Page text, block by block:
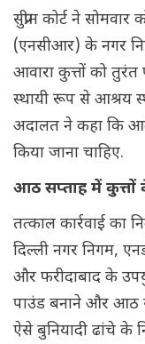
सुप्रीम कोर्ट ने सोमवार
(एनसीआर) के नगर
आवारा कुत्तों को
स्थायी रूप से आश्रय
अदालत ने कहा कि
किया जाना चाहिए.
आठ सप्ताह में
तत्काल कार्रवाई का
दिल्ली नगर निगम,
और फरीदाबाद के
पाउंड बनाने और आठ
ऐसे बुनियादी ढांचे के